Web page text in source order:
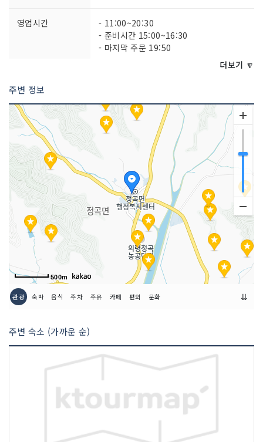
영업시간
- 11:00~20:30
- 준비시간 15:00~16:30
- 마지막 주문 19:50
쉬는날 매주 월요일
취급 메뉴 부자촌 스페셜 / 등심 / 안심 / 로스 등
인허가번호 20140616020
더보기 🔽
주변 정보
500m
관광 숙박 음식 주차 주유 카페 편의 문화 ⇊
주변 숙소 (가까운 순)